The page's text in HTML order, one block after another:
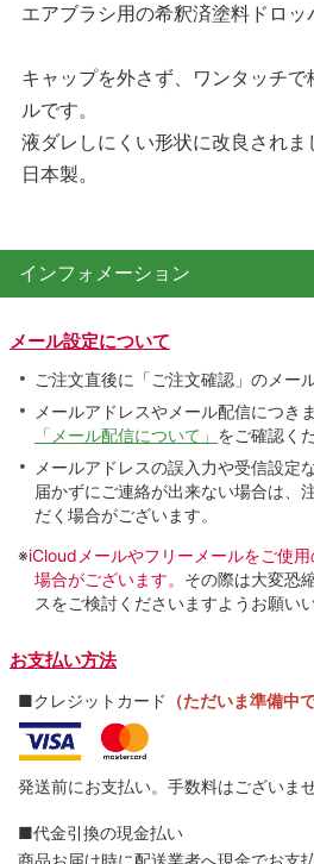
エアブラシ用の希釈済塗料ドロッ
キャップを外さず、ワンタッチで
ルです。
液ダレしにくい形状に改良されま
日本製。
インフォメーション
メール設定について
ご注文直後に「ご注文確認」のメー
メールアドレスやメール配信につき
「メール配信について」 をご確認く
メールアドレスの誤入力や受信設定
届かずにご連絡が出来ない場合は、
だく場合がございます。
※iCloudメールやフリーメールをご使
場合がございます。 その際は大変恐
スをご検討くださいますようお願い
お支払い方法
■クレジットカード （ただいま準備中
発送前にお支払い。手数料はございませ
■代金引換の現金払い